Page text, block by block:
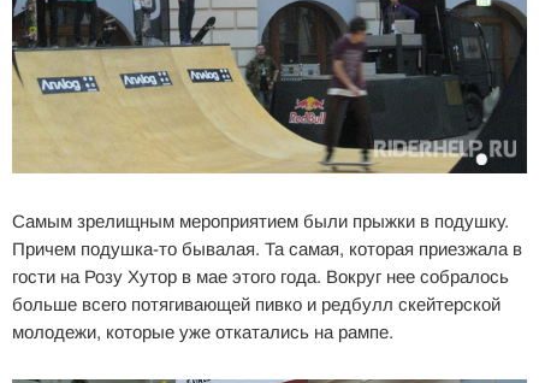
Самым зрелищным мероприятием были прыжки в подушку.
Причем подушка-то бывалая. Та самая, которая приезжала в
гости на Розу Хутор в мае этого года. Вокруг нее собралось
больше всего потягивающей пивко и редбулл скейтерской
молодежи, которые уже откатались на рампе.